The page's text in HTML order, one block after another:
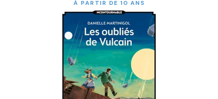
À PARTIR DE 10 ANS